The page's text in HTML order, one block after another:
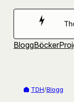
Hoppa
BloggBöcker
TDH/Blogg